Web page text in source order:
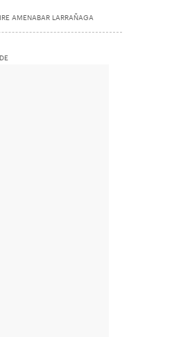
AMENABAR LARRAÑAGA